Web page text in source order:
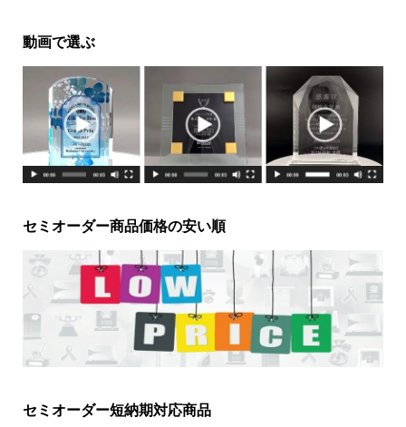
動画で選ぶ
セミオーダー商品価格の安い順
セミオーダー短納期対応商品